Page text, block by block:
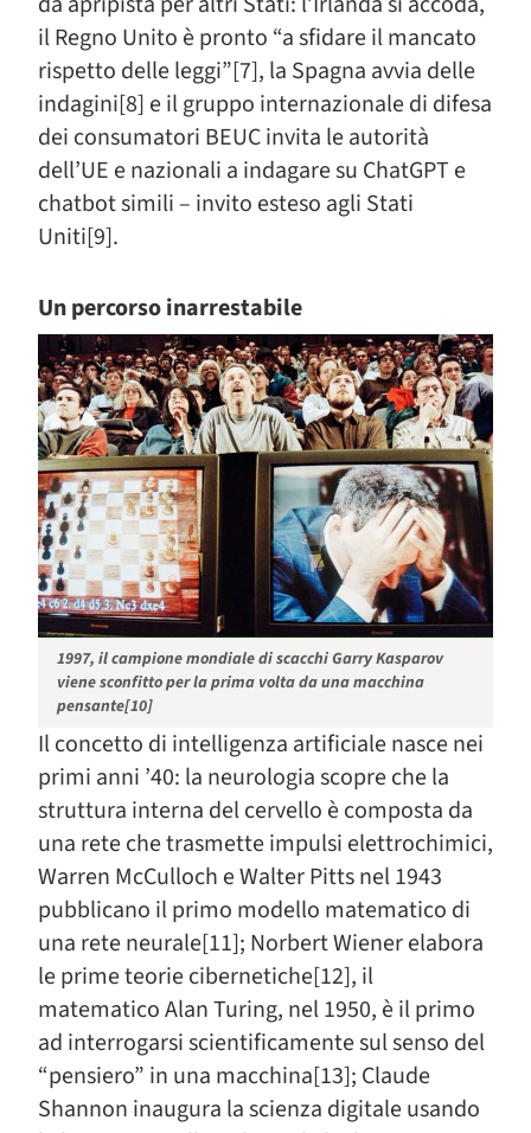
il Regno Unito è pronto “a sfidare il mancato
rispetto delle leggi”[7], la Spagna avvia delle
indagini[8] e il gruppo internazionale di difesa
dei consumatori BEUC invita le autorità
dell’UE e nazionali a indagare su ChatGPT e
chatbot simili – invito esteso agli Stati
Uniti[9].
Un percorso inarrestabile
1997, il campione mondiale di scacchi Garry Kasparov
viene sconfitto per la prima volta da una macchina
pensante[10]
Il concetto di intelligenza artificiale nasce nei
primi anni ’40: la neurologia scopre che la
struttura interna del cervello è composta da
una rete che trasmette impulsi elettrochimici,
Warren McCulloch e Walter Pitts nel 1943
pubblicano il primo modello matematico di
una rete neurale[11]; Norbert Wiener elabora
le prime teorie cibernetiche[12], il
matematico Alan Turing, nel 1950, è il primo
ad interrogarsi scientificamente sul senso del
“pensiero” in una macchina[13]; Claude
Shannon inaugura la scienza digitale usando